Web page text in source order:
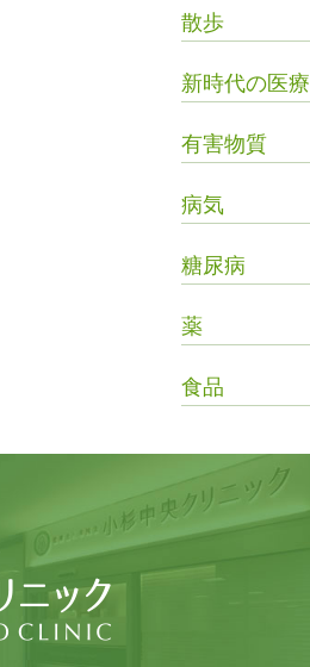
散歩
新時代の医療
有害物質
病気
糖尿病
薬
食品